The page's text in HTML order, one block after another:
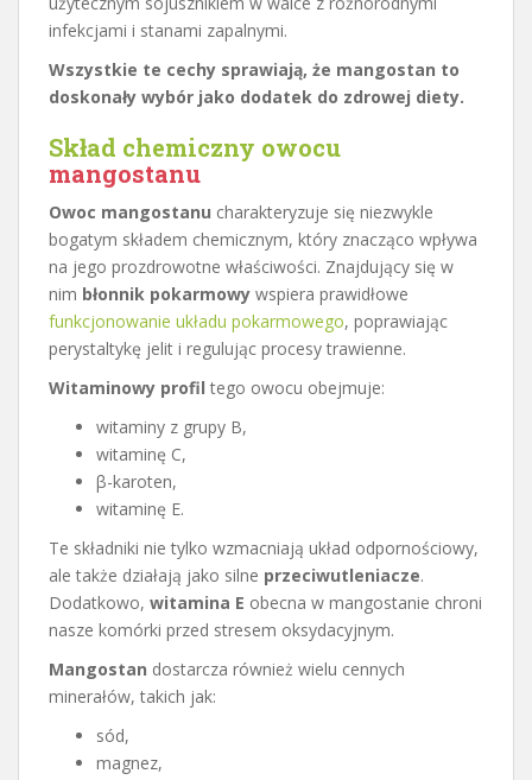
infekcjami i stanami zapalnymi.
Wszystkie te cechy sprawiają, że mangostan to
doskonały wybór jako dodatek do zdrowej diety.
Skład chemiczny owocu
mangostanu
Owoc mangostanu charakteryzuje się niezwykle
bogatym składem chemicznym, który znacząco wpływa
na jego prozdrowotne właściwości. Znajdujący się w
nim błonnik pokarmowy wspiera prawidłowe
funkcjonowanie układu pokarmowego, poprawiając
perystaltykę jelit i regulując procesy trawienne.
Witaminowy profil tego owocu obejmuje:
witaminy z grupy B,
witaminę C,
β-karoten,
witaminę E.
Te składniki nie tylko wzmacniają układ odpornościowy,
ale także działają jako silne przeciwutleniacze.
Dodatkowo, witamina E obecna w mangostanie chroni
nasze komórki przed stresem oksydacyjnym.
Mangostan dostarcza również wielu cennych
minerałów, takich jak:
sód,
magnez,